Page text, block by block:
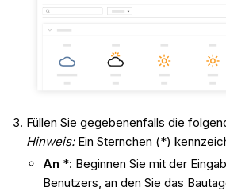
Füllen Sie gegebenenfalls die
Hinweis: Ein Sternchen (*)
An *: Beginnen Sie mit der
Benutzers, an den Sie das